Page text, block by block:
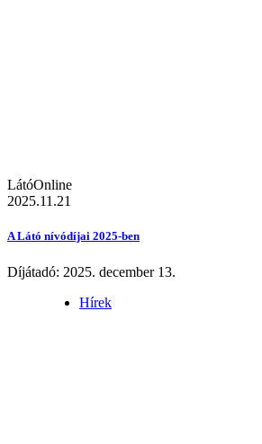
LátóOnline
2025.11.21
A Látó nívódíjai 2025-ben
Díjátadó: 2025. december 13.
Hírek